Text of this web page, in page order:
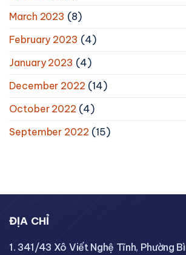
March 2023 (8)
February 2023 (4)
January 2023 (4)
December 2022 (14)
October 2022 (4)
September 2022 (15)
ĐỊA CHỈ
1. 341/43 Xô Viết Nghệ Tĩnh, Phường